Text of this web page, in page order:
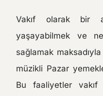
Vakıf olarak bir
yaşayabilmek ve
sağlamak
müzikli Pazar
Bu faaliyetler vakıf